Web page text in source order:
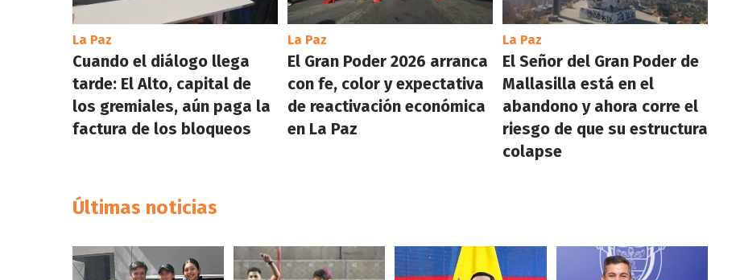
La Paz
Cuando el diálogo llega
tarde: El Alto, capital de
los gremiales, aún paga la
factura de los bloqueos
La Paz
El Gran Poder 2026 arranca
con fe, color y expectativa
de reactivación económica
en La Paz
La Paz
El Señor del Gran Poder de
Mallasilla está en el
abandono y ahora corre el
riesgo de que su estructura
colapse
Últimas noticias